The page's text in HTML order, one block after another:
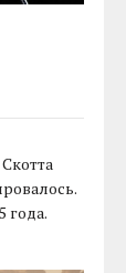
года.